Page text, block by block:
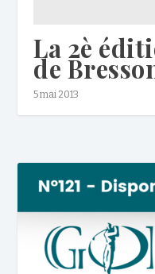
La 2è
de
5 mai 2013